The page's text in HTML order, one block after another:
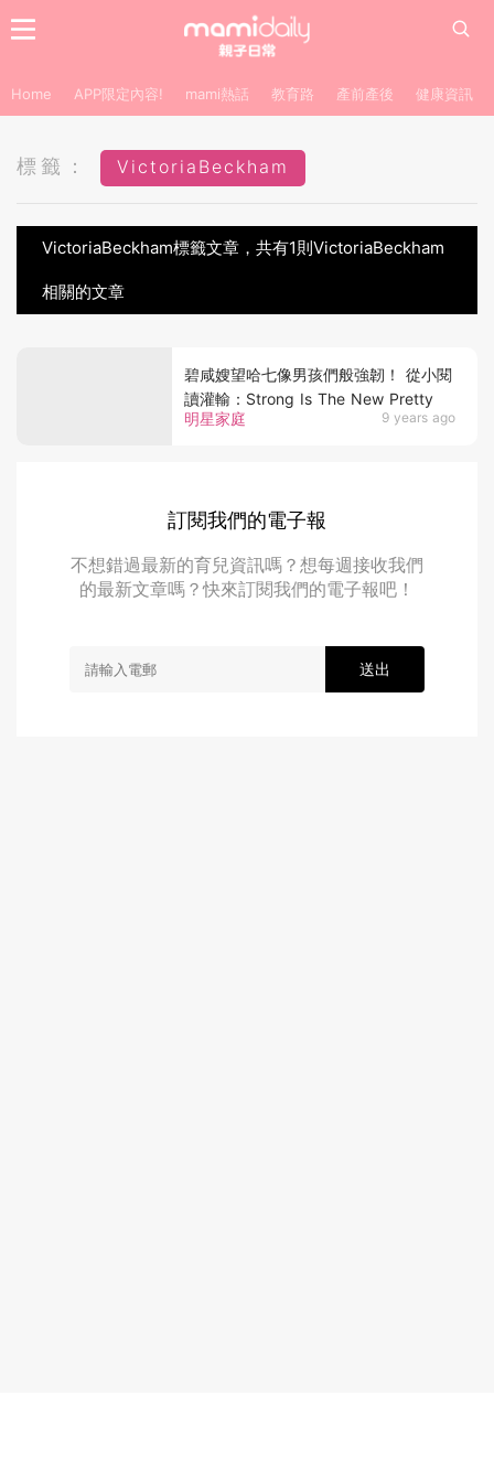
Home APP限定內容! mami熱話 教育路 產前產後 健康資訊
標籤： VictoriaBeckham
VictoriaBeckham標籤文章，共有1則VictoriaBeckham
相關的文章
明星家庭 9 years ago
碧咸嫂望哈七像男孩們般強韌！ 從小閱
讀灌輸：Strong Is The New Pretty
訂閱我們的電子報
不想錯過最新的育兒資訊嗎？想每週接收我們
的最新文章嗎？快來訂閱我們的電子報吧！
送出